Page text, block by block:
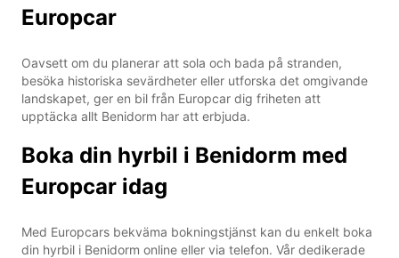
Europcar
Oavsett om du planerar att sola och bada på stranden,
besöka historiska sevärdheter eller utforska det omgivande
landskapet, ger en bil från Europcar dig friheten att
upptäcka allt Benidorm har att erbjuda.
Boka din hyrbil i Benidorm med
Europcar idag
Med Europcars bekväma bokningstjänst kan du enkelt boka
din hyrbil i Benidorm online eller via telefon. Vår dedikerade